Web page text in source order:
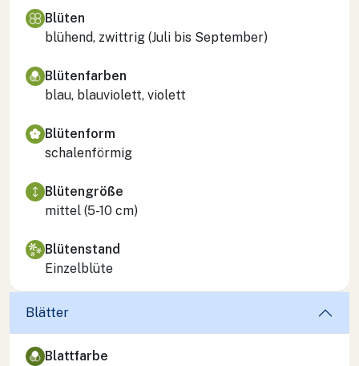
Blüten
blühend, zwittrig (Juli bis September)
Blütenfarben
blau, blauviolett, violett
Blütenform
schalenförmig
Blütengröße
mittel (5-10 cm)
Blütenstand
Einzelblüte
Blätter
Blattfarbe